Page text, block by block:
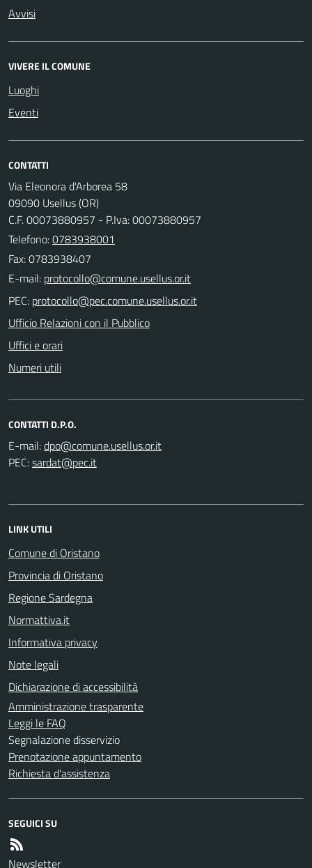
Avvisi
VIVERE IL COMUNE
Luoghi
Eventi
CONTATTI
Via Eleonora d'Arborea 58
09090 Usellus (OR)
C.F. 00073880957 - P.Iva: 00073880957
Telefono:0783938001
Fax: 0783938407
E-mail:
PEC:
Ufficio Relazioni con il Pubblico
Uffici e orari
Numeri utili
CONTATTI D.P.O.
E-mail:
PEC:
LINK UTILI
Comune di Oristano
Provincia di Oristano
Regione Sardegna
Normattiva.it
Informativa privacy
Note legali
Dichiarazione di accessibilità
Amministrazione trasparente
Leggi le FAQ
Segnalazione disservizio
Prenotazione appuntamento
Richiesta d'assistenza
SEGUICI SU
Newsletter